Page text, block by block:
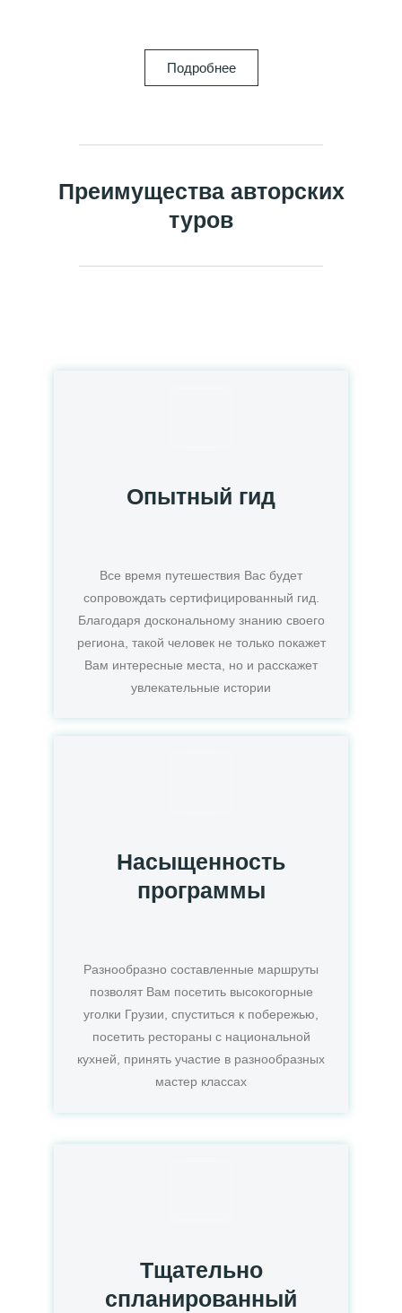
Подробнее
Преимущества авторских
туров
Опытный гид
Все время путешествия Вас будет
сопровождать сертифицированный гид.
Благодаря доскональному знанию своего
региона, такой человек не только покажет
Вам интересные места, но и расскажет
увлекательные истории
Насыщенность
программы
Разнообразно составленные маршруты
позволят Вам посетить высокогорные
уголки Грузии, спуститься к побережью,
посетить рестораны с национальной
кухней, принять участие в разнообразных
мастер классах
Тщательно
спланированный